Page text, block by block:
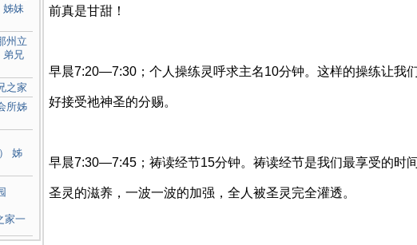
前真是甘甜！
早晨7:20—7:30；个人操练灵呼求主名10分钟。这样的操练让我
好接受祂神圣的分赐。
早晨7:30—7:45；祷读经节15分钟。祷读经节是我们最享受的时
圣灵的滋养，一波一波的加强，全人被圣灵完全灌透。